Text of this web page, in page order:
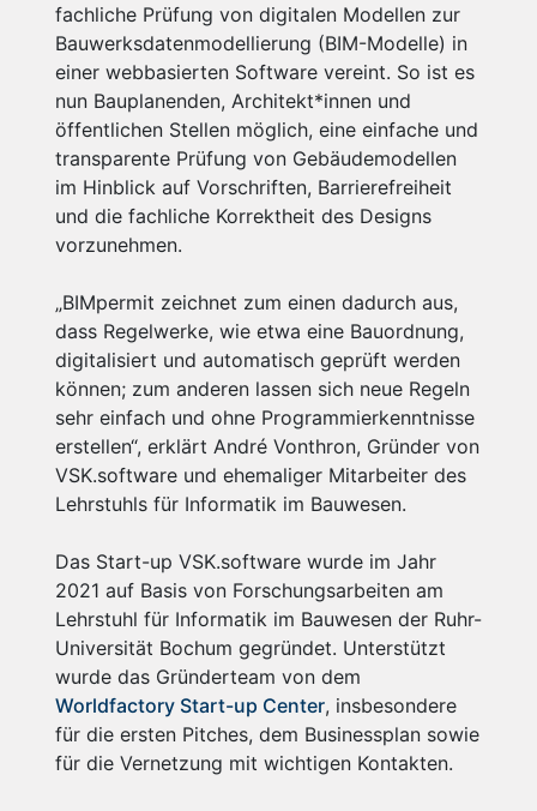
fachliche Prüfung von digitalen Modellen zur
Bauwerksdatenmodellierung (BIM-Modelle) in
einer webbasierten Software vereint. So ist es
nun Bauplanenden, Architekt*innen und
öffentlichen Stellen möglich, eine einfache und
transparente Prüfung von Gebäudemodellen
im Hinblick auf Vorschriften, Barrierefreiheit
und die fachliche Korrektheit des Designs
vorzunehmen.
„BIMpermit zeichnet zum einen dadurch aus,
dass Regelwerke, wie etwa eine Bauordnung,
digitalisiert und automatisch geprüft werden
können; zum anderen lassen sich neue Regeln
sehr einfach und ohne Programmierkenntnisse
erstellen“, erklärt André Vonthron, Gründer von
VSK.software und ehemaliger Mitarbeiter des
Lehrstuhls für Informatik im Bauwesen.
Das Start-up VSK.software wurde im Jahr
2021 auf Basis von Forschungsarbeiten am
Lehrstuhl für Informatik im Bauwesen der Ruhr-
Universität Bochum gegründet. Unterstützt
wurde das Gründerteam von dem
Worldfactory Start-up Center, insbesondere
für die ersten Pitches, dem Businessplan sowie
für die Vernetzung mit wichtigen Kontakten.